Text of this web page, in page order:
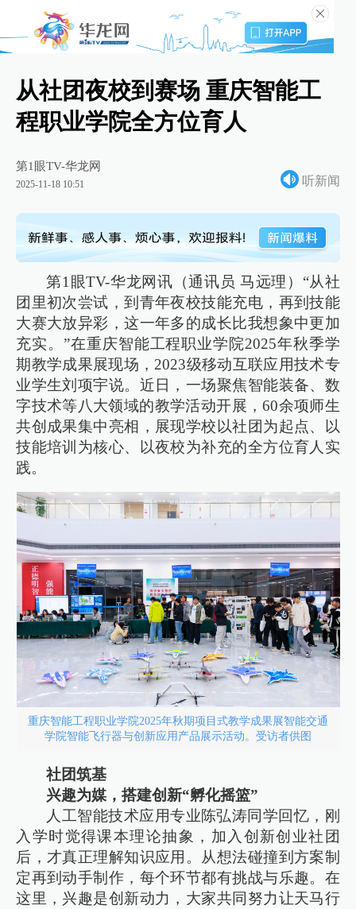
从社团夜校到赛场 重庆智能工
程职业学院全方位育人
第1眼TV-华龙网
2025-11-18 10:51 听新闻
第1眼TV-华龙网讯（通讯员 马远理）“从社
团里初次尝试，到青年夜校技能充电，再到技能
大赛大放异彩，这一年多的成长比我想象中更加
充实。”在重庆智能工程职业学院2025年秋季学
期教学成果展现场，2023级移动互联应用技术专
业学生刘项宇说。近日，一场聚焦智能装备、数
字技术等八大领域的教学活动开展，60余项师生
共创成果集中亮相，展现学校以社团为起点、以
技能培训为核心、以夜校为补充的全方位育人实
践。
重庆智能工程职业学院2025年秋期项目式教学成果展智能交通
学院智能飞行器与创新应用产品展示活动。受访者供图
社团筑基
兴趣为媒，搭建创新“孵化摇篮”
人工智能技术应用专业陈弘涛同学回忆，刚
入学时觉得课本理论抽象，加入创新创业社团
后，才真正理解知识应用。从想法碰撞到方案制
定再到动手制作，每个环节都有挑战与乐趣。在
这里，兴趣是创新动力，大家共同努力让天马行